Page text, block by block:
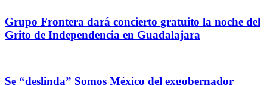
Grupo Frontera dará concierto gratuito la noche del
Grito de Independencia en Guadalajara
Se “deslinda” Somos México del exgobernador